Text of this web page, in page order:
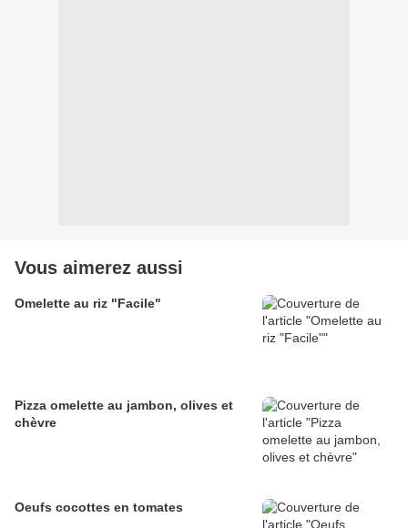
Vous aimerez aussi
Omelette au riz "Facile"
Pizza omelette au jambon, olives et
chèvre
Oeufs cocottes en tomates